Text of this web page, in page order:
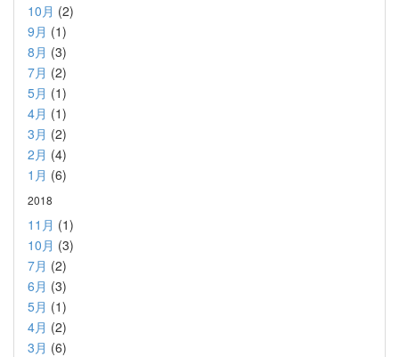
10月 (2)
9月 (1)
8月 (3)
7月 (2)
5月 (1)
4月 (1)
3月 (2)
2月 (4)
1月 (6)
2018
11月 (1)
10月 (3)
7月 (2)
6月 (3)
5月 (1)
4月 (2)
3月 (6)